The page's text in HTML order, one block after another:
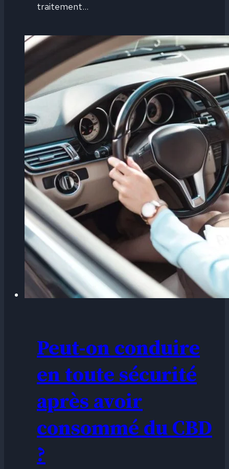
traitement…
Peut-on conduire
en toute sécurité
après avoir
consommé du CBD
?